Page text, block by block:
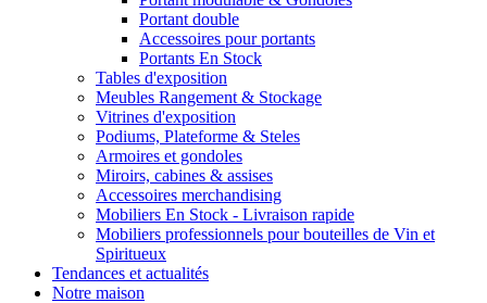
Portant double
Accessoires pour portants
Portants En Stock
Tables d'exposition
Meubles Rangement & Stockage
Vitrines d'exposition
Podiums, Plateforme & Steles
Armoires et gondoles
Miroirs, cabines & assises
Accessoires merchandising
Mobiliers En Stock - Livraison rapide
Mobiliers professionnels pour bouteilles de Vin et
Spiritueux
Tendances et actualités
Notre maison